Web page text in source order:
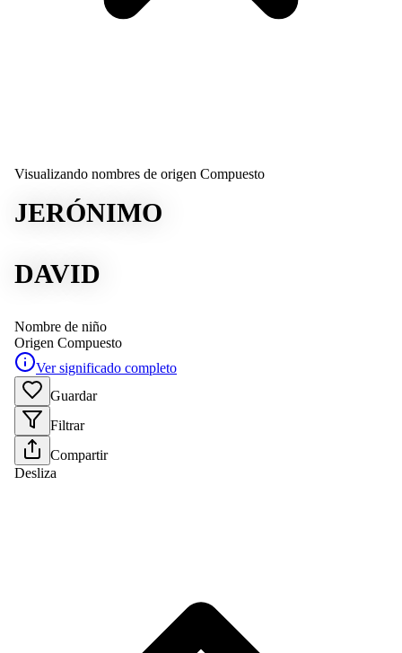
Visualizando nombres de origen Compuesto
JERÓNIMO
DAVID
Nombre de niño
Origen Compuesto
Ver significado completo
Guardar
Filtrar
Compartir
Desliza